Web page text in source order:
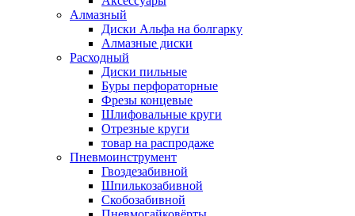
Алмазный
Диски Альфа на болгарку
Алмазные диски
Расходный
Диски пильные
Буры перфораторные
Фрезы концевые
Шлифовальные круги
Отрезные круги
товар на распродаже
Пневмоинструмент
Гвоздезабивной
Шпилькозабивной
Скобозабивной